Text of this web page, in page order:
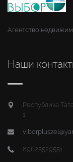
Агентство
Наши
Республика
1
89625529551